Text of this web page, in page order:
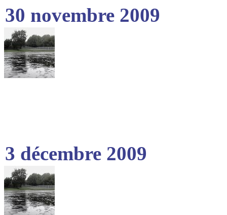
30 novembre 2009
3 décembre 2009